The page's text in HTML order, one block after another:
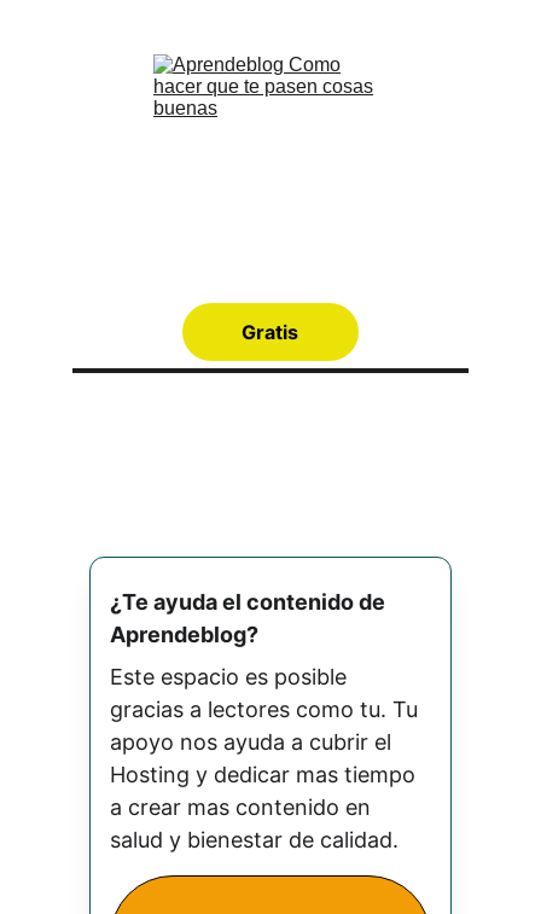
Gratis
¿Te ayuda el contenido de
Aprendeblog?
Este espacio es posible
gracias a lectores como tu. Tu
apoyo nos ayuda a cubrir el
Hosting y dedicar mas tiempo
a crear mas contenido en
salud y bienestar de calidad.